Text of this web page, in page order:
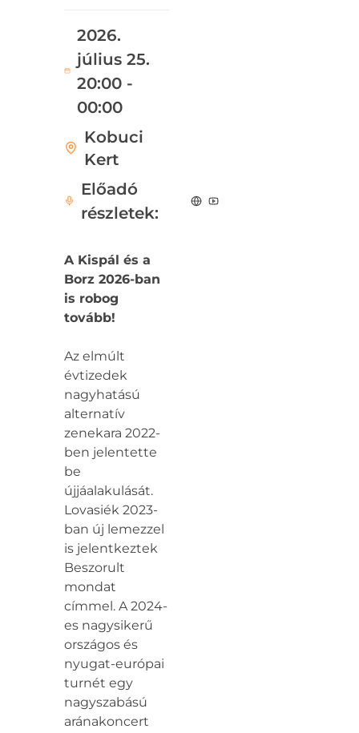
2026.
július 25.
20:00 -
00:00
Kobuci
Kert
Előadó
részletek:
A Kispál és a
Borz 2026-ban
is robog
tovább!
Az elmúlt
évtizedek
nagyhatású
alternatív
zenekara 2022-
ben jelentette
be
újjáalakulását.
Lovasiék 2023-
ban új lemezzel
is jelentkeztek
Beszorult
mondat
címmel. A 2024-
es nagysikerű
országos és
nyugat-európai
turnét egy
nagyszabású
aránakoncert